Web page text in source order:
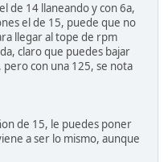
de 14 llaneando y con 6a,
el de 15, puede que no
llegar al tope de rpm
claro que puedes bajar
pero con una 125, se nota
de 15, le puedes poner
a ser lo mismo, aunque